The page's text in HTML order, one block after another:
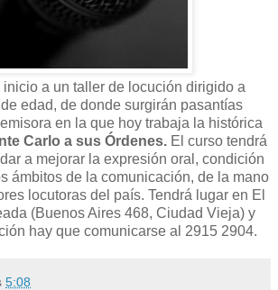
a un taller de locución dirigido a
edad, de donde surgirán pasantías
en la que hoy trabaja la histórica
Carlo a sus Órdenes. El curso tendrá
a mejorar la expresión oral, condición
ámbitos de la comunicación, de la mano
locutoras del país. Tendrá lugar en El
(Buenos Aires 468, Ciudad Vieja) y
hay que comunicarse al 2915 2904.
5:08